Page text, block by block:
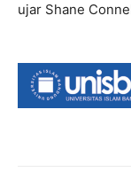
ujar Shane